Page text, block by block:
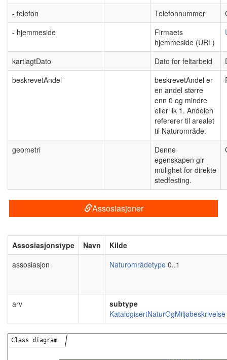
- telefon
Telefonnummer
- hjemmeside
Firmaets
hjemmeside (URL)
kartlagtDato Dato for feltarbeid
beskrevetAndel
beskrevetAndel er
en andel større
enn 0 og mindre
eller lik 1. Andelen
refererer til arealet
til Naturområde.
geometri
Denne
egenskapen gir
mulighet for direkte
stedfesting.
Assosiasjoner
Assosiasjonstype Navn
Kilde
assosiasjon
Naturområdetype 0..1
arv
subtype
KatalogisertNaturOgMiljøbeskrivelse